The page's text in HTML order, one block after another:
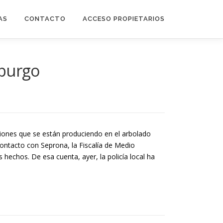
CONTACTO ACCESO PROPIETARIOS
que se están produciendo en el arbolado
con Seprona, la Fiscalía de Medio
De esa cuenta, ayer, la policía local ha